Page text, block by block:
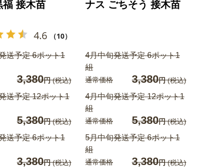
福 接木苗
4.6 （10）
送予定 6ポット1
3,380円(税込)
送予定 12ポット1
5,380円(税込)
送予定 6ポット1
3,380円(税込)
ナス ごちそう 接木苗
4月中旬発送予定 6ポット1
組
通常価格 3,380円(税込)
4月中旬発送予定 12ポット1
組
通常価格 5,380円(税込)
5月中旬発送予定 6ポット1
組
通常価格 3,380円(税込)